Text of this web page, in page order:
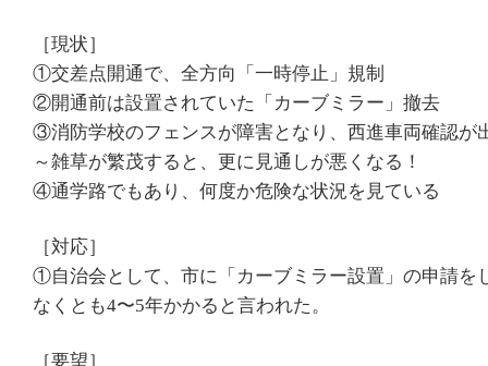
［現状］
①交差点開通で、全方向「一時停止」規制
②開通前は設置されていた「カーブミラー」撤去
③消防学校のフェンスが障害となり、西進車両確認が
～雑草が繁茂すると、更に見通しが悪くなる！
④通学路でもあり、何度か危険な状況を見ている
［対応］
①自治会として、市に「カーブミラー設置」の申請を
なくとも4〜5年かかると言われた。
［要望］